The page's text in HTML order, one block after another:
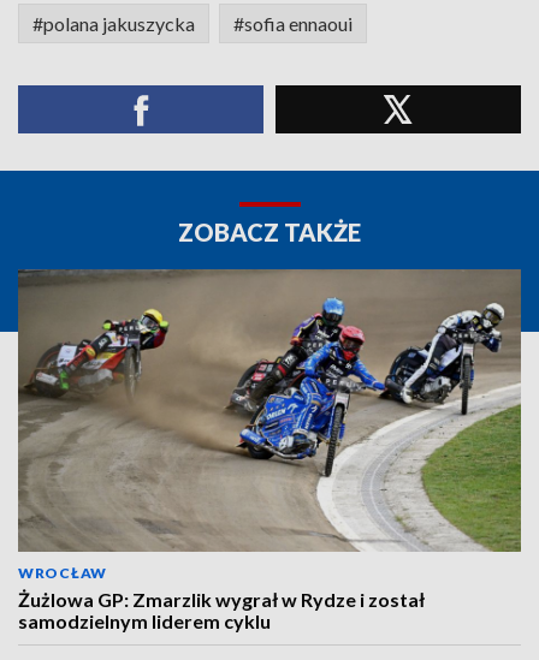
#polana jakuszycka #sofia ennaoui
ZOBACZ TAKŻE
WROCŁAW
Żużlowa GP: Zmarzlik wygrał w Rydze i został
samodzielnym liderem cyklu